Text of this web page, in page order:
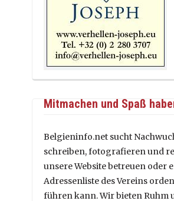
Mitmachen und Spaß
Belgieninfo.net sucht
schreiben, fotografieren und
unsere Website betreuen oder
Adressenliste des Vereins
führen kann. Wir bieten Ruhm